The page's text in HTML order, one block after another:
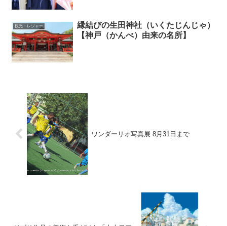
観光・レジャー
縁結びの生田神社（いくたじんじゃ）
【神戸（かんべ）由来の名所】
ワンダーリオ写真展 8月31日まで